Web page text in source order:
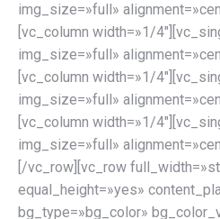
img_size=»full»
[vc_column width=»1/
img_size=»full»
[vc_column width=»1/
img_size=»full»
[vc_column width=»1/
img_size=»full»
[/vc_row][vc_row
equal_height=»yes»
bg_type=»bg_color»